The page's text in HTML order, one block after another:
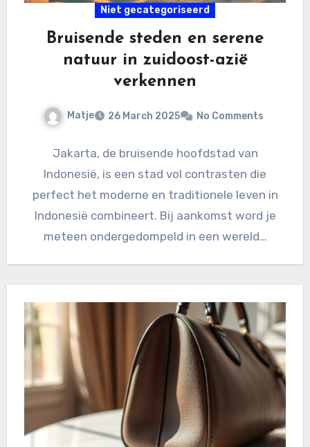
Niet gecategoriseerd
Bruisende steden en serene
natuur in zuidoost-azië
verkennen
Matje 26 March 2025 No Comments
Jakarta, de bruisende hoofdstad van
Indonesië, is een stad vol contrasten die
perfect het moderne en traditionele leven in
Indonesië combineert. Bij aankomst word je
meteen ondergedompeld in een wereld…